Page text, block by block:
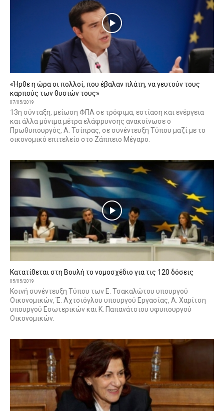
«Ήρθε η ώρα οι πολλοί, που έβαλαν πλάτη, να γευτούν τους
καρπούς των θυσιών τους»
07/05/2019
13η σύνταξη, μείωση ΦΠΑ σε τρόφιμα, εστίαση και ενέργεια
και άλλα μόνιμα μέτρα ελάφρυνσης ανακοίνωσε ο
Πρωθυπουργός, Α. Τσίπρας, σε συνέντευξη Τύπου μαζί με το
οικονομικό επιτελείο στο Ζάππειο Μέγαρο.
Κατατίθεται στη Βουλή το νομοσχέδιο για τις 120 δόσεις
05/05/2019
Κοινή συνέντευξη Τύπου των Ε. Τσακαλώτου υπουργού
Οικονομικών, Έ. Αχτσιόγλου υπουργού Εργασίας, Α. Χαρίτση
υπουργού Εσωτερικών και Κ. Παπανάτσιου υφυπουργού
Οικονομικών.